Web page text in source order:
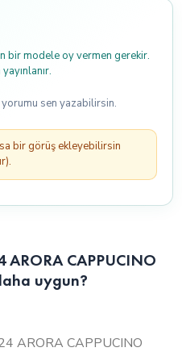
bir modele oy vermen gerekir.
yorumu sen yazabilirsin.
bir görüş ekleyebilirsin
ARORA CAPPUCINO
uygun?
ARORA CAPPUCINO